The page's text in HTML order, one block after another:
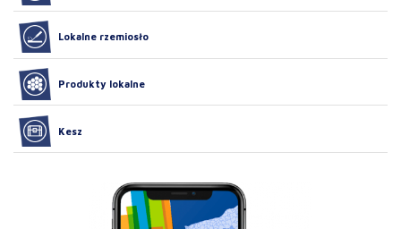
Lokalne rzemiosło
Produkty lokalne
Kesz